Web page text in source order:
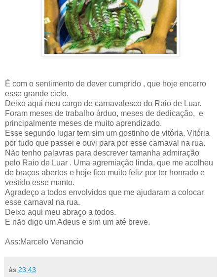
É com o sentimento de dever cumprido , que hoje encerro
esse grande ciclo.
Deixo aqui meu cargo de carnavalesco do Raio de Luar.
Foram meses de trabalho árduo, meses de dedicação, e
principalmente meses de muito aprendizado.
Esse segundo lugar tem sim um gostinho de vitória. Vitória
por tudo que passei e ouvi para por esse carnaval na rua.
Não tenho palavras para descrever tamanha admiração
pelo Raio de Luar . Uma agremiação linda, que me acolheu
de braços abertos e hoje fico muito feliz por ter honrado e
vestido esse manto.
Agradeço a todos envolvidos que me ajudaram a colocar
esse carnaval na rua.
Deixo aqui meu abraço a todos.
E não digo um Adeus e sim um até breve.
Ass:Marcelo Venancio
às 23:43